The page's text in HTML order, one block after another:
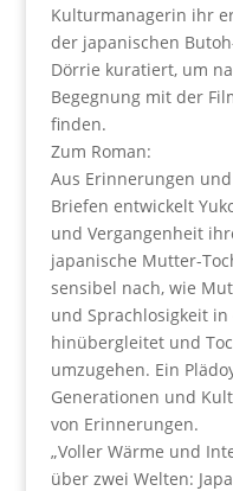
Kulturmanagerin ihr
der japanischen
Dörrie kuratiert, um
Begegnung mit der
finden.
Zum Roman:
Aus Erinnerungen
Briefen entwickelt
und Vergangenheit
japanische Mutter-
sensibel nach, wie
und Sprachlosigkeit
hinübergleitet und
umzugehen. Ein
Generationen und
von Erinnerungen.
„Voller Wärme und
über zwei Welten: